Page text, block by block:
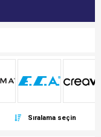
Sıralama seçin